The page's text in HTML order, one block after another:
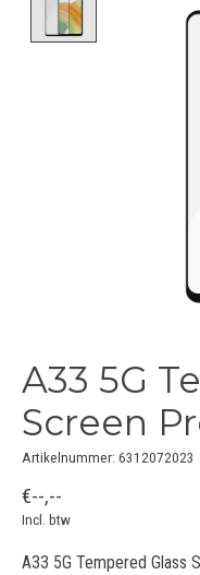
A33 5G
Screen
Artikelnummer: 6312072023
€--,--
Incl. btw
A33 5G Tempered Glass